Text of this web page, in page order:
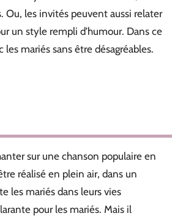
Ou, les invités peuvent aussi relater
un style rempli d’humour. Dans ce
mariés sans être désagréables.
sur une chanson populaire en
réalisé en plein air, dans un
les mariés dans leurs vies
pour les mariés. Mais il